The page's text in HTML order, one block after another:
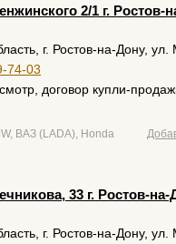
2/1 г. Ростов-
г. Ростов-на-Дону,
74-03
договор купли-
ВАЗ (LADA), Honda
33 г. Ростов-на-
г. Ростов-на-Дону,